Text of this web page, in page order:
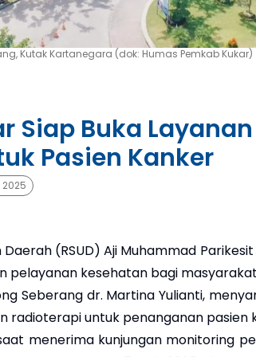
Kutak Kartanegara (dok: Humas Pemkab Kukar)
Siap Buka Layanan
Pasien Kanker
(RSUD) Aji Muhammad
pelayanan kesehatan bagi
Seberang dr. Martina Yulianti,
radioterapi untuk penanganan pasien
menerima kunjungan monitoring